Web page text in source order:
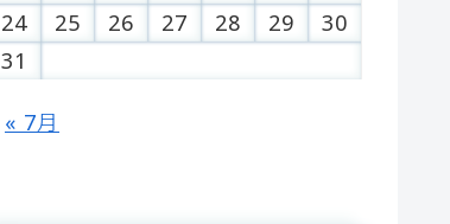
24
25 26 27 28 29
30
31
« 7月